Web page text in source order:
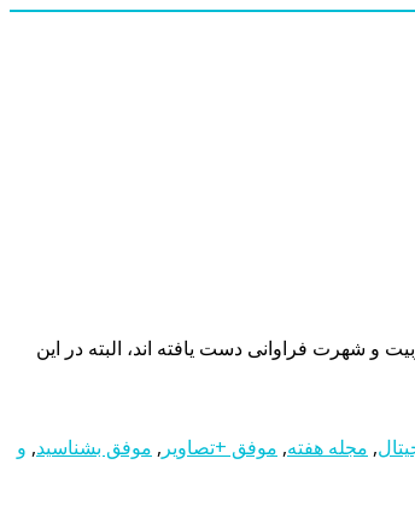
و شهرت فراوانی دست یافته اند، البته در این
, مجله هفته, موفق +تصاویر , موفق بشناسید, و